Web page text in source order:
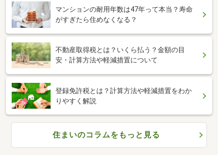
マンションの耐用年数は47年って本当？寿命
がすぎたら住めなくなる？
不動産取得税とは？いくら払う？金額の目
安・計算方法や軽減措置について
登録免許税とは？計算方法や軽減措置をわか
りやすく解説
住まいのコラムをもっと見る